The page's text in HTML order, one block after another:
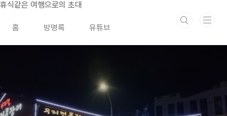
본문 바로가기
휴식같은 여행으로의 초대
홈 방명록 유튜브